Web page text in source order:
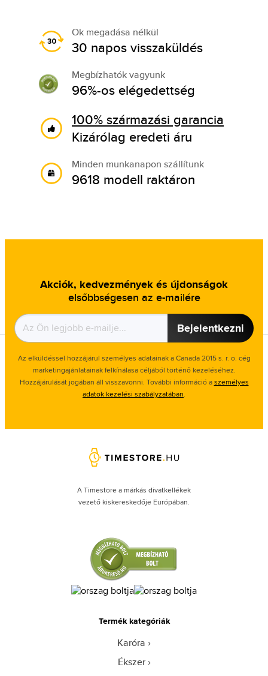
Ok megadása nélkül
30 napos visszaküldés
Megbízhatók vagyunk
96%-os elégedettség
100% származási garancia
Kizárólag eredeti áru
Minden munkanapon szállítunk
9618 modell raktáron
Akciók, kedvezmények és újdonságok
elsőbbségesen az e-mailére
Bejelentkezni
Az elküldéssel hozzájárul személyes adatainak a Canada 2015 s. r. o. cég
marketingajánlatainak felkínálasa céljából történő kezeléséhez.
Hozzájárulását jogában áll visszavonni. További információ aszemélyes
adatok kezelési szabályzatában.
A Timestore a márkás divatkellékek
vezető kiskereskedője Európában.
Termék kategóriák
Karóra
Ékszer